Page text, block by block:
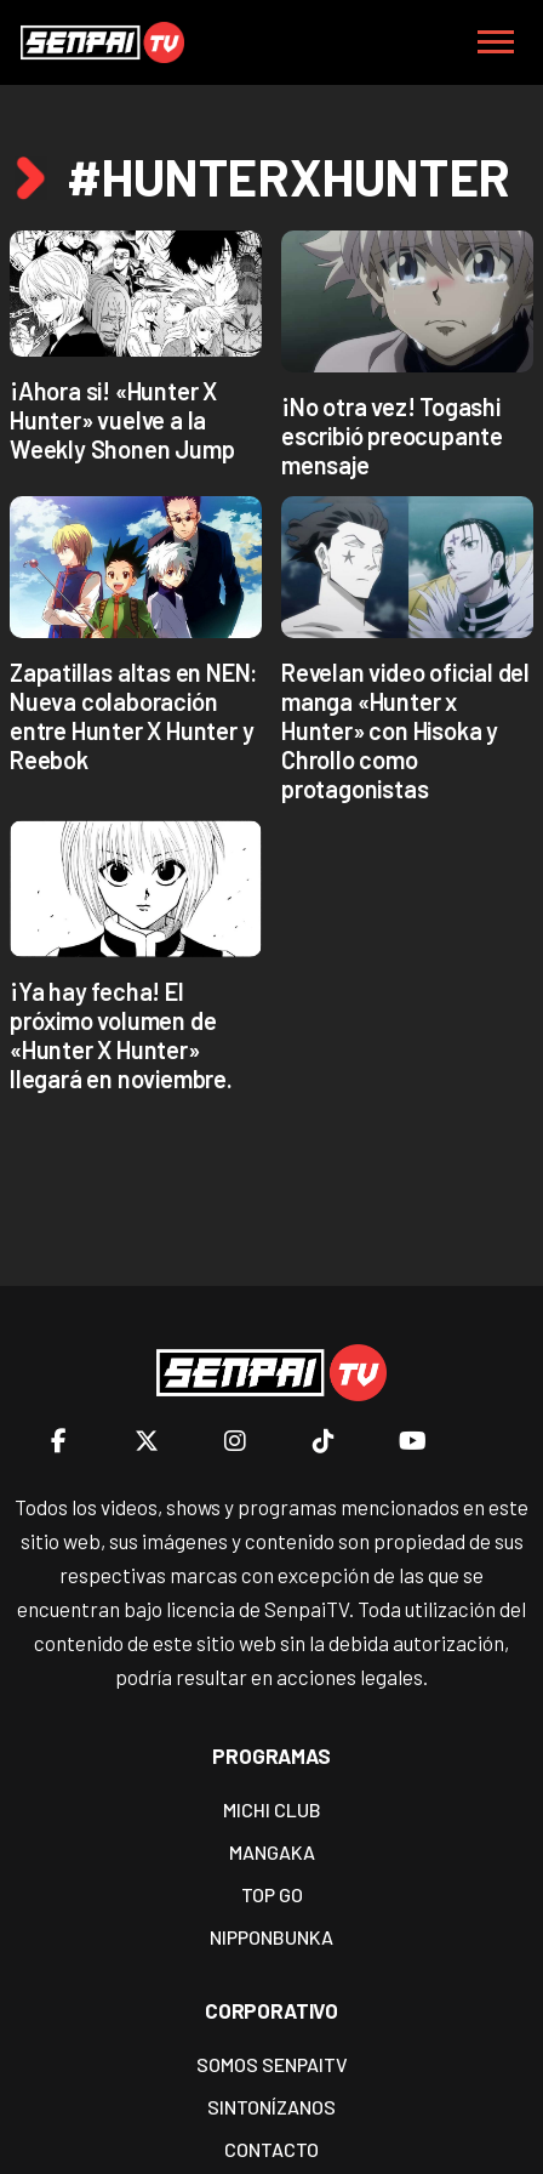
#HUNTERXHUNTER
¡Ahora si! «Hunter X
Hunter» vuelve a la
Weekly Shonen Jump
¡No otra vez! Togashi
escribió preocupante
mensaje
Zapatillas altas en NEN:
Nueva colaboración
entre Hunter X Hunter y
Reebok
Revelan video oficial del
manga «Hunter x
Hunter» con Hisoka y
Chrollo como
protagonistas
¡Ya hay fecha! El
próximo volumen de
«Hunter X Hunter»
llegará en noviembre.
Todos los videos, shows y programas mencionados en este
sitio web, sus imágenes y contenido son propiedad de sus
respectivas marcas con excepción de las que se
encuentran bajo licencia de SenpaiTV. Toda utilización del
contenido de este sitio web sin la debida autorización,
podría resultar en acciones legales.
PROGRAMAS
MICHI CLUB
MANGAKA
TOP GO
NIPPONBUNKA
CORPORATIVO
SOMOS SENPAITV
SINTONÍZANOS
CONTACTO